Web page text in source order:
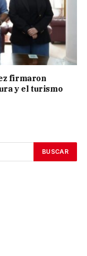
firmaron
y el turismo